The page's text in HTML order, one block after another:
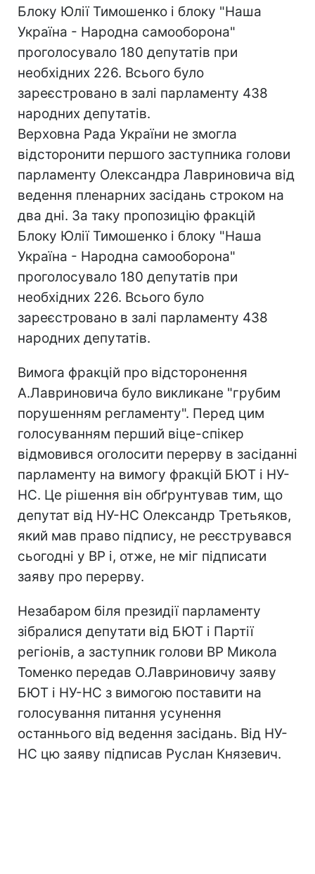
Блоку Юлії Тимошенко і блоку "Наша
Україна - Народна самооборона"
проголосувало 180 депутатів при
необхідних 226. Всього було
зареєстровано в залі парламенту 438
народних депутатів.
Верховна Рада України не змогла
відсторонити першого заступника голови
парламенту Олександра Лавриновича від
ведення пленарних засідань строком на
два дні. За таку пропозицію фракцій
Блоку Юлії Тимошенко і блоку "Наша
Україна - Народна самооборона"
проголосувало 180 депутатів при
необхідних 226. Всього було
зареєстровано в залі парламенту 438
народних депутатів.
Вимога фракцій про відсторонення
А.Лавриновича було викликане "грубим
порушенням регламенту". Перед цим
голосуванням перший віце-спікер
відмовився оголосити перерву в засіданні
парламенту на вимогу фракцій БЮТ і НУ-
НС. Це рішення він обґрунтував тим, що
депутат від НУ-НС Олександр Третьяков,
який мав право підпису, не реєструвався
сьогодні у ВР і, отже, не міг підписати
заяву про перерву.
Незабаром біля президії парламенту
зібралися депутати від БЮТ і Партії
регіонів, а заступник голови ВР Микола
Томенко передав О.Лавриновичу заяву
БЮТ і НУ-НС з вимогою поставити на
голосування питання усунення
останнього від ведення засідань. Від НУ-
НС цю заяву підписав Руслан Князевич.